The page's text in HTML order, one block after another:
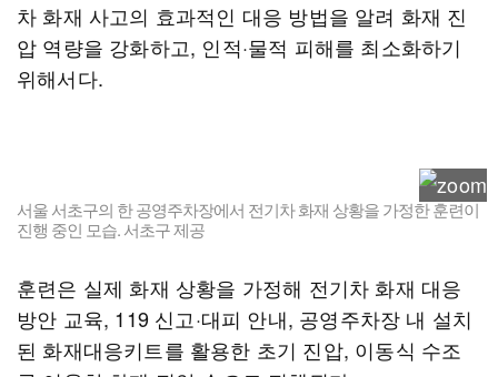
차 화재 사고의 효과적인 대응 방법을 알려 화재 진
압 역량을 강화하고, 인적·물적 피해를 최소화하기
위해서다.
서울 서초구의 한 공영주차장에서 전기차 화재 상황을 가정한 훈련이
진행 중인 모습. 서초구 제공
훈련은 실제 화재 상황을 가정해 전기차 화재 대응
방안 교육, 119 신고·대피 안내, 공영주차장 내 설치
된 화재대응키트를 활용한 초기 진압, 이동식 수조